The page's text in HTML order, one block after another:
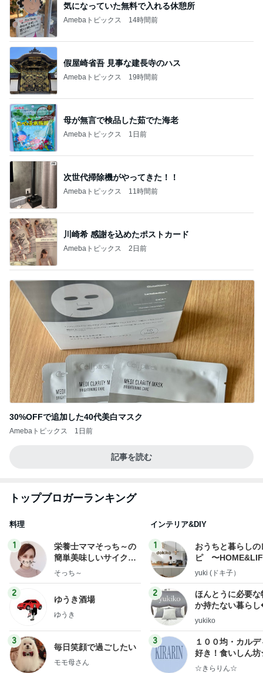
気になっていた無料で入れる休憩所
Amebaトピックス 14時間前
假屋崎省吾 見事な建長寺のハス
Amebaトピックス 19時間前
母が無言で検品した茹でた海老
Amebaトピックス 1日前
次世代掃除機がやってきた！！
Amebaトピックス 11時間前
川崎希 感謝を込めたポストカード
Amebaトピックス 2日前
30%OFFで追加した40代美白マスク
Amebaトピックス 1日前
記事を読む
トップブロガーランキング
料理
1
栄養士ママそっち～の
簡単美味しいサイクル
献立
そっち～
2
ゆうき酒場
ゆうき
3
毎日笑顔で過ごしたい
モモ母さん
インテリア&DIY
1
おうちと暮らしの
ピ 〜
yuki (ドキ子）
2
ほんとうに必要な
か持たない暮ら
ep Life Simple◆
yukiko
3
１００均・カルデ
好き！食いしん
らりん☆のブログ
☆きらりん☆